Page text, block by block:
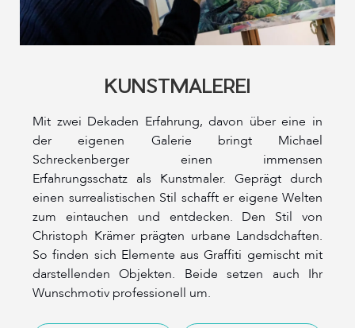
KUNSTMALEREI
Mit zwei Dekaden Erfahrung, davon über eine in
der eigenen Galerie bringt Michael
Schreckenberger einen immensen
Erfahrungsschatz als Kunstmaler. Geprägt durch
einen surrealistischen Stil schafft er eigene Welten
zum eintauchen und entdecken. Den Stil von
Christoph Krämer prägten urbane Landsdchaften.
So finden sich Elemente aus Graffiti gemischt mit
darstellenden Objekten. Beide setzen auch Ihr
Wunschmotiv professionell um.